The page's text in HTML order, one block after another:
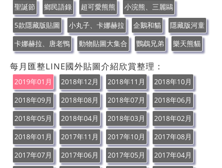
聖誕節
鄉民語錄 超可愛熊熊
小浣熊、三麗鷗
5款隱藏版貼圖
小丸子、卡娜赫拉 企鵝和貓
隱藏版河童
卡娜赫拉、唐老鴨
動物貼圖大集合 鸚鵡兄弟 樂天熊貓
每月匯整LINE國外貼圖介紹欣賞整理：
2019年01月 2018年12月 2018年11月
2018年10月
2018年09月
2018年08月 2018年07月
2018年06月
2018年05月
2018年04月 2018年03月
2018年02月
2018年01月
2017年11月 2017年10月
2017年08月
2017年07月
2017年06月 2017年05月
2017年04月